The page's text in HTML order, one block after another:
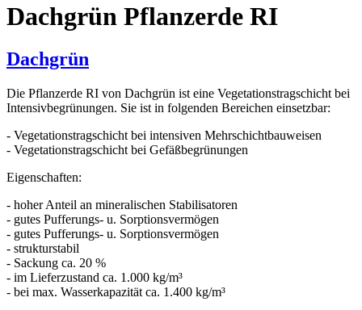
Dachgrün Pflanzerde RI
Dachgrün
Die Pflanzerde RI von Dachgrün ist eine Vegetationstragschicht bei
Intensivbegrünungen. Sie ist in folgenden Bereichen einsetzbar:
- Vegetationstragschicht bei intensiven Mehrschichtbauweisen
- Vegetationstragschicht bei Gefäßbegrünungen
Eigenschaften:
- hoher Anteil an mineralischen Stabilisatoren
- gutes Pufferungs- u. Sorptionsvermögen
- gutes Pufferungs- u. Sorptionsvermögen
- strukturstabil
- Sackung ca. 20 %
- im Lieferzustand ca. 1.000 kg/m³
- bei max. Wasserkapazität ca. 1.400 kg/m³